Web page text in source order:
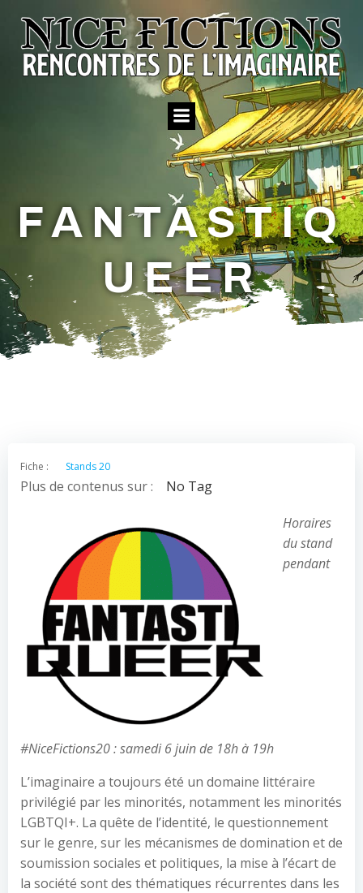
au
contenu
FANTASTIQ
UEER
Fiche : Stands 20
Plus de contenus sur : No Tag
Horaires
du stand
pendant
#NiceFictions20 : samedi 6 juin de 18h à 19h
L’imaginaire a toujours été un domaine littéraire
privilégié par les minorités, notamment les minorités
LGBTQI+. La quête de l’identité, le questionnement
sur le genre, sur les mécanismes de domination et de
soumission sociales et politiques, la mise à l’écart de
la société sont des thématiques récurrentes dans les